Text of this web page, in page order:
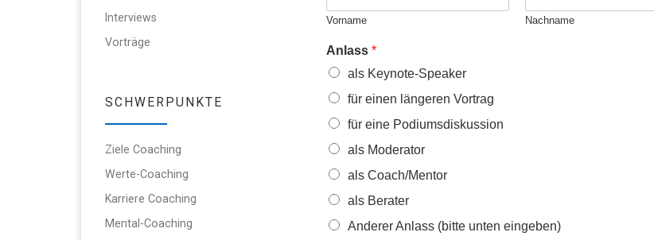
Vorname Nachname
Anlass *
als Keynote-Speaker
für einen längeren Vortrag
für eine Podiumsdiskussion
als Moderator
als Coach/Mentor
als Berater
Anderer Anlass (bitte unten eingeben)
Interviews
Vorträge
SCHWERPUNKTE
Ziele Coaching
Werte-Coaching
Karriere Coaching
Mental-Coaching